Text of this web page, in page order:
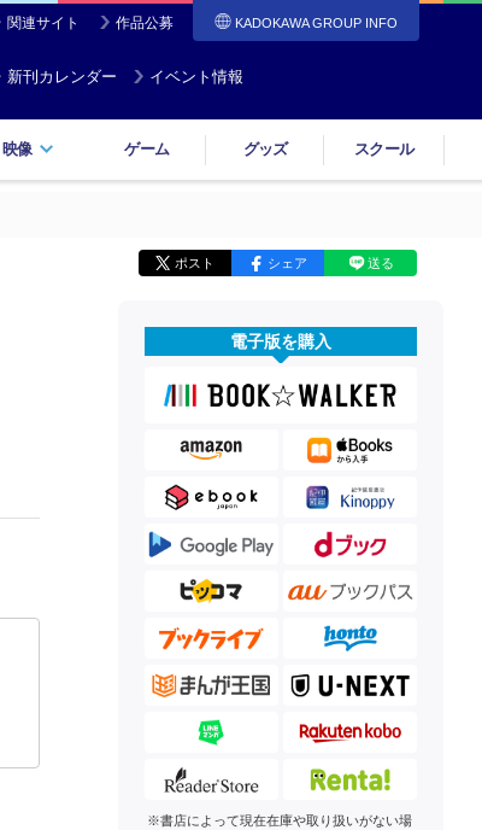
関連サイト 作品公募 KADOKAWA GROUP INFO
新刊カレンダー イベント情報
映像 ゲーム グッズ スクール
ポスト シェア 送る
電子版を購入
※書店によって現在在庫や取り扱いがない場